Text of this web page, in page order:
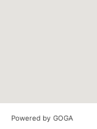
Powered by GOGA